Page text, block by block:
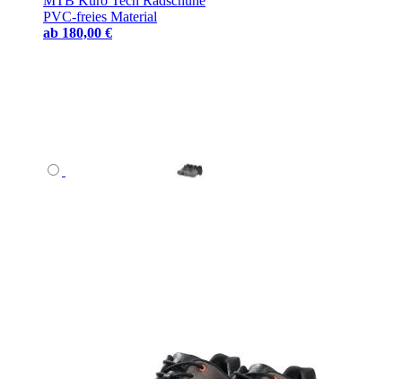
PVC-freies Material
ab 180,00 €